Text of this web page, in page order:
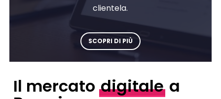
clientela.
SCOPRI DI PIÙ
Il mercato digitalea